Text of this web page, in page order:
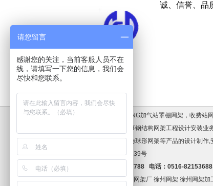
诚、信誉、品
加油站罩棚，LNG加气站罩棚网架，收费
限公司,专业从事钢结构网架工程设计安装
结构,轻钢结构与球形网架等产品的设
32030202001139号
手机:13083537788 电话：0516-
友情链接：徐州网架厂 徐州网架 徐州网架加
请您留言
感谢您的关注，当前客服人员不在
线，请填写一下您的信息，我们会
尽快和您联系。